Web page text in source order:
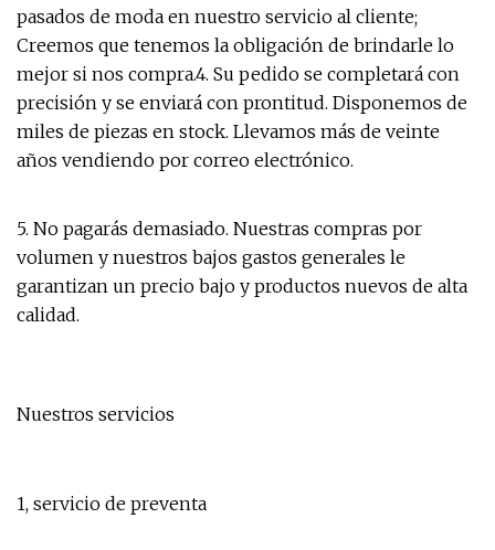
pasados ​​de moda en nuestro servicio al cliente;
Creemos que tenemos la obligación de brindarle lo
mejor si nos compra.4. Su pedido se completará con
precisión y se enviará con prontitud. Disponemos de
miles de piezas en stock. Llevamos más de veinte
años vendiendo por correo electrónico.
5. No pagarás demasiado. Nuestras compras por
volumen y nuestros bajos gastos generales le
garantizan un precio bajo y productos nuevos de alta
calidad.
Nuestros servicios
1, servicio de preventa